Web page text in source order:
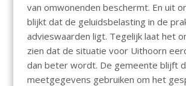
van omwonenden beschermt. En uit
blijkt dat de geluidsbelasting in de
advieswaarden ligt. Tegelijk laat het
zien dat de situatie voor Uithoorn
dan beter wordt. De gemeente blijft
meetgegevens gebruiken om het